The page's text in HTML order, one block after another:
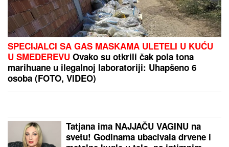
Svet na ivici nuklearne kataklizme,
Vašington i Izrael guraju planetu u
provaliju